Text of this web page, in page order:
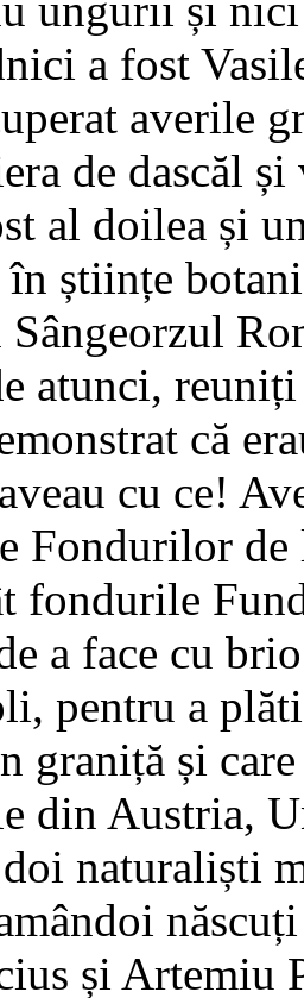
a fost
averile
de dascăl
al doilea și
științe
atunci,
că
cu ce!
Fondurilor
fondurile
a face cu
pentru a
graniță și
din Austria,
naturaliști
și Artemiu